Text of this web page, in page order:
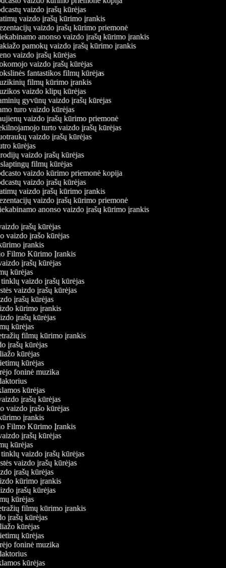
vaizdo įrašų kūrėjas
vaizdo įrašų kūrimo įrankis
vaizdo įrašų kūrimo priemonė
anonso vaizdo įrašų kūrimo įrankis
pamokų vaizdo įrašų kūrimo įrankis
vaizdo įrašų kūrėjas
vaizdo įrašų kūrėjas
fantastikos filmų kūrėjas
filmų kūrimo įrankis
vaizdo klipų kūrėjas
gyvūnų vaizdo įrašų kūrėjas
turo vaizdo kūrėjas
vaizdo įrašų kūrimo priemonė
turto vaizdo įrašų kūrėjas
vaizdo įrašų kūrėjas
kūrėjas
vaizdo įrašų kūrėjas
filmų kūrėjas
vaizdo kūrimo priemonė kopija
vaizdo įrašų kūrėjas
vaizdo įrašų kūrimo įrankis
vaizdo įrašų kūrimo priemonė
anonso vaizdo įrašų kūrimo įrankis
įrašų kūrėjas
vaizdo įrašo kūrėjas
įrankis
Filmo Kūrimo Įrankis
įrašų kūrėjas
kūrėjas
tinklų vaizdo įrašų kūrėjas
vaizdo įrašų kūrėjas
įrašų kūrėjas
kūrimo įrankis
įrašų kūrėjas
kūrėjas
filmų kūrimo įrankis
įrašų kūrėjas
kūrėjas
kūrėjas
foninė muzika
kūrėjas
įrašų kūrėjas
vaizdo įrašo kūrėjas
įrankis
Filmo Kūrimo Įrankis
įrašų kūrėjas
kūrėjas
tinklų vaizdo įrašų kūrėjas
vaizdo įrašų kūrėjas
įrašų kūrėjas
kūrimo įrankis
įrašų kūrėjas
kūrėjas
filmų kūrimo įrankis
įrašų kūrėjas
kūrėjas
kūrėjas
foninė muzika
kūrėjas